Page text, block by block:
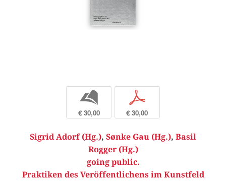
b
€ 30,00
p
€ 30,00
Sigrid Adorf (Hg.), Sønke Gau (Hg.), Basil
Rogger (Hg.)
going public.
Praktiken des Veröffentlichens im Kunstfeld